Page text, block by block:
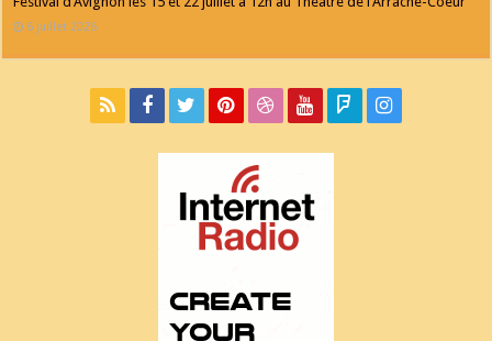
6 juillet 2026